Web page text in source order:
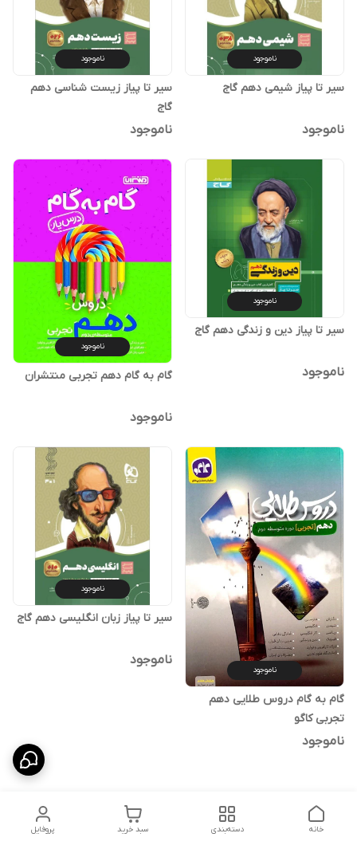
ناموجود
سیر تا پیاز شیمی دهم گاج
ناموجود
ناموجود
سیر تا پیاز زیست شناسی دهم
گاج
ناموجود
ناموجود
سیر تا پیاز دین و زندگی دهم گاج
ناموجود
ناموجود
گام به گام دهم تجربی منتشران
ناموجود
ناموجود
گام به گام دروس طلایی دهم
تجربی کاگو
ناموجود
ناموجود
سیر تا پیاز زبان انگلیسی دهم گاج
ناموجود
پروفایل سبد خرید دسته‌بندی خانه